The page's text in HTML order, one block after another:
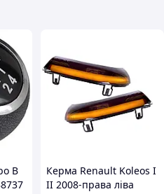
B
Керма Renault Koleos I
II 2008-права ліва